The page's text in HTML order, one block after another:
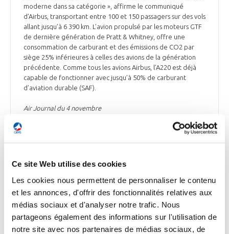
Ce site Web utilise des cookies
Les cookies nous permettent de personnaliser le contenu
et les annonces, d'offrir des fonctionnalités relatives aux
médias sociaux et d'analyser notre trafic. Nous
partageons également des informations sur l'utilisation de
notre site avec nos partenaires de médias sociaux, de
moderne dans sa catégorie », affirme le communiqué
d’Airbus, transportant entre 100 et 150 passagers sur des vols
allant jusqu’à 6 390 km. L’avion propulsé par les moteurs GTF
de dernière génération de Pratt & Whitney, offre une
consommation de carburant et des émissions de CO2 par
siège 25% inférieures à celles des avions de la génération
précédente. Comme tous les avions Airbus, l’A220 est déjà
capable de fonctionner avec jusqu’à 50% de carburant
d’aviation durable (SAF).
Air Journal du 4 novembre
AVIATION COMMERCIALE
renforcent leur partenariat commercial
Air France-KLM et GOL Linhas Aéreas Inteligentes ont signé
le 26 octobre un accord visant à prolonger et renforcer leur
partenariat commercial pour les 10 prochaines années. Les 2